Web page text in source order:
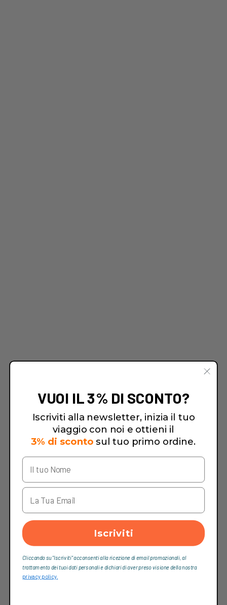
VUOI IL 3% DI SCONTO?
Iscriviti alla newsletter, inizia il tuo
viaggio con noi e ottieni il
3% di sconto sul tuo primo ordine.
Iscriviti
Cliccando su “Iscriviti“ acconsenti alla ricezione di email promozionali, al
trattamento dei tuoi dati personali e dichiari di aver preso visione della nostra
privacy policy.